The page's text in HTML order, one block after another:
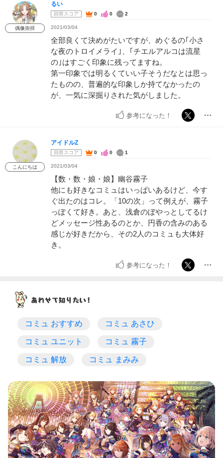
偶像崇拝
るい
回答スコア 0 0 2
2021/03/04
全部良くて決めがたいですが、めぐるの｢小さ
な夜のトロイメライ｣、｢チエルアルコは流星
の｣はすごく印象に残ってますね。
第一印象では明るくていい子そうだなとは思っ
たものの、普遍的な印象しか持てなかったの
が、一気に深掘りされた気がしました。
参考になった！
こんにちは
アイドルZ
回答スコア 0 0 1
2021/03/04
【数・数・娘・娘】幽谷霧子
他にも好きなコミュはいっぱいあるけど、今す
ぐ出たのはコレ。「10の次」って例えが、霧子
っぽくて好き。あと、浅倉のぼやっとしてるけ
どメッセージ性あるのとか、円香の含みのある
感じが好きだから、その2人のコミュも大体好
き。
参考になった！
コミュ おすすめ コミュ あさひ
コミュ ユニット コミュ 霧子
コミュ 解放 コミュ まみみ